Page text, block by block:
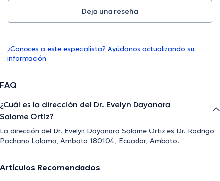
Deja una reseña
¿Conoces a este especialista? Ayúdanos actualizando su
información
FAQ
¿Cuál es la dirección del Dr. Evelyn Dayanara
Salame Ortiz?
La dirección del Dr. Evelyn Dayanara Salame Ortiz es Dr. Rodrigo
Pachano Lalama, Ambato 180104, Ecuador, Ambato.
Artículos Recomendados